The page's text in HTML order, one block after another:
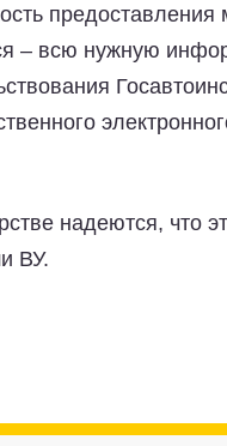
– всю нужную
надеются, что
ВУ.